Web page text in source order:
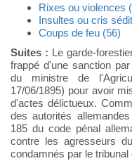
Rixes ou violences
Insultes ou cris
Coups de feu (56)
Suites : Le garde-
frappé d'une sanction
du ministre de
17/06/1895) pour avoir
d'actes délictueux.
des autorités
185 du code pénal
contre les agresseurs
condamnés par le